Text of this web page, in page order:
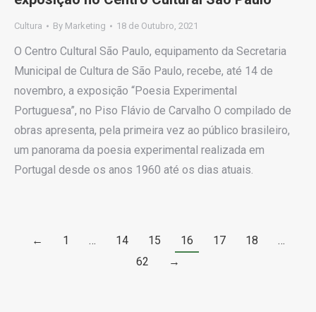
Cultura By Marketing 18 de Outubro, 2021
O Centro Cultural São Paulo, equipamento da Secretaria
Municipal de Cultura de São Paulo, recebe, até 14 de
novembro, a exposição “Poesia Experimental
Portuguesa”, no Piso Flávio de Carvalho O compilado de
obras apresenta, pela primeira vez ao público brasileiro,
um panorama da poesia experimental realizada em
Portugal desde os anos 1960 até os dias atuais.
← 1 … 14 15 16 17 18
…
62
→